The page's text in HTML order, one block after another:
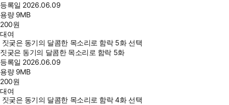
등록일 2026.06.09
용량 9MB
200원
대여
짓궂은 동기의 달콤한 목소리로 함락 5화 선택
짓궂은 동기의 달콤한 목소리로 함락 5화
등록일 2026.06.09
용량 9MB
200원
대여
짓궂은 동기의 달콤한 목소리로 함락 4화 선택